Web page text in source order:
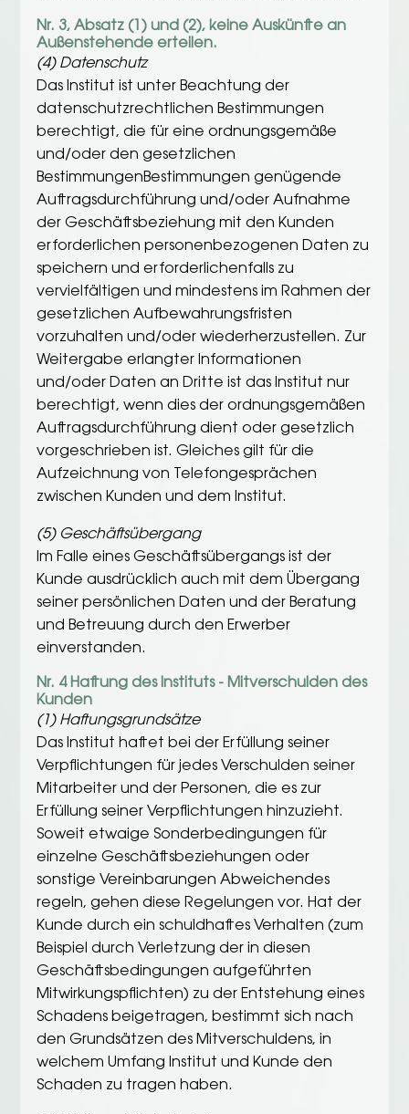
Nr. 3, Absatz (1) und (2), keine Auskünfte an
Außenstehende erteilen.
(4) Datenschutz
Das Institut ist unter Beachtung der
datenschutzrechtlichen Bestimmungen
berechtigt, die für eine ordnungsgemäße
und/oder den gesetzlichen
BestimmungenBestimmungen genügende
Auftragsdurchführung und/oder Aufnahme
der Geschäftsbeziehung mit den Kunden
erforderlichen personenbezogenen Daten zu
speichern und erforderlichenfalls zu
vervielfältigen und mindestens im Rahmen der
gesetzlichen Aufbewahrungsfristen
vorzuhalten und/oder wiederherzustellen. Zur
Weitergabe erlangter Informationen
und/oder Daten an Dritte ist das Institut nur
berechtigt, wenn dies der ordnungsgemäßen
Auftragsdurchführung dient oder gesetzlich
vorgeschrieben ist. Gleiches gilt für die
Aufzeichnung von Telefongesprächen
zwischen Kunden und dem Institut.
(5) Geschäftsübergang
Im Falle eines Geschäftsübergangs ist der
Kunde ausdrücklich auch mit dem Übergang
seiner persönlichen Daten und der Beratung
und Betreuung durch den Erwerber
einverstanden.
Nr. 4 Haftung des Instituts - Mitverschulden des
Kunden
(1) Haftungsgrundsätze
Das Institut haftet bei der Erfüllung seiner
Verpflichtungen für jedes Verschulden seiner
Mitarbeiter und der Personen, die es zur
Erfüllung seiner Verpflichtungen hinzuzieht.
Soweit etwaige Sonderbedingungen für
einzelne Geschäftsbeziehungen oder
sonstige Vereinbarungen Abweichendes
regeln, gehen diese Regelungen vor. Hat der
Kunde durch ein schuldhaftes Verhalten (zum
Beispiel durch Verletzung der in diesen
Geschäftsbedingungen aufgeführten
Mitwirkungspflichten) zu der Entstehung eines
Schadens beigetragen, bestimmt sich nach
den Grundsätzen des Mitverschuldens, in
welchem Umfang Institut und Kunde den
Schaden zu tragen haben.